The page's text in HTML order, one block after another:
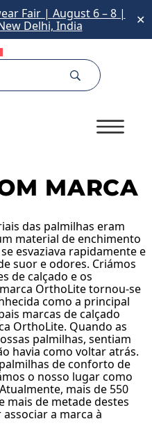
Fair | August 6 – 8 |
Delhi, India
✕
MARCA
das palmilhas eram
material de enchimento
esvaziava rapidamente e
suor e odores. Criámos
de calçado e os
OrthoLite tornou-se
como a principal
marcas de calçado
OrthoLite. Quando as
palmilhas, sentiam
havia como voltar atrás.
de conforto de
o nosso lugar como
mais de 550
mais de metade destes
a marca à